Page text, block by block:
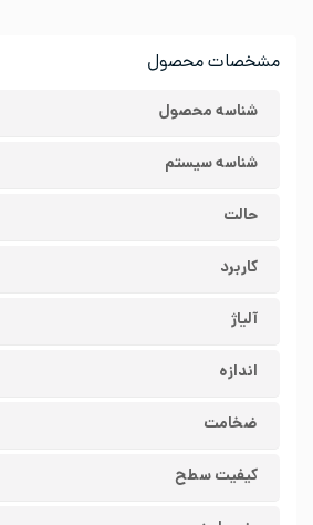
مشخصات محصول
شناسه محصول
شناسه سیستم
حالت
کاربرد
آلیاژ
اندازه
ضخامت
کیفیت سطح